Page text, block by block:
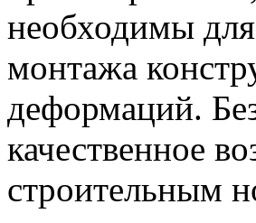
необходимы
монтажа
деформаций.
качественное
строительным